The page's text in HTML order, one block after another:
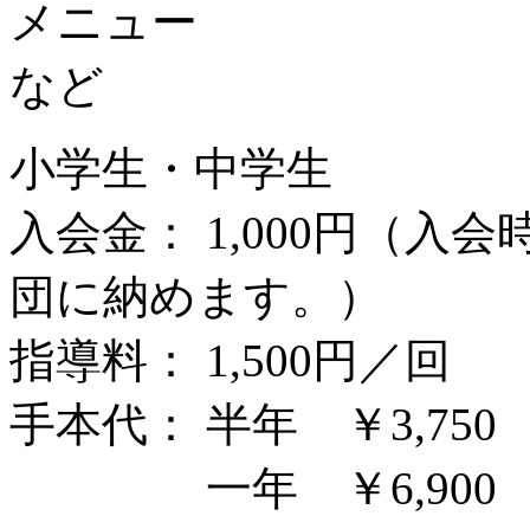
小学生・中学生
入会金： 1,000円（入会
団に納めます。）
指導料： 1,500円／回
手本代： 半年 ￥3,750
一年 ￥6,900